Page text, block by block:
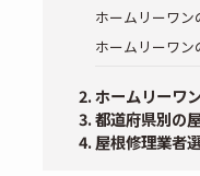
ホームリーワン
ホームリーワン
ホームリーワ
都道府県別の
屋根修理業者